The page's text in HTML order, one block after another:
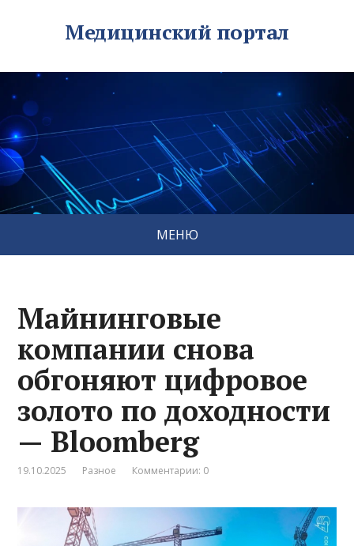
Медицинский портал
МЕНЮ
Майнинговые
компании снова
обгоняют цифровое
золото по доходности
— Bloomberg
19.10.2025 Разное Комментарии: 0